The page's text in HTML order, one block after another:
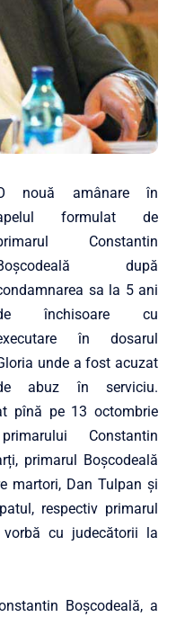
nouă amânare în
formulat de
Constantin
după
sa la 5 ani
închisoare cu
în dosarul
unde a fost acuzat
abuz în serviciu.
pînă pe 13 octombrie
Constantin
primarul Boșcodeală
martori, Dan Tulpan și
respectiv primarul
cu judecătorii la
Boşcodeală, a